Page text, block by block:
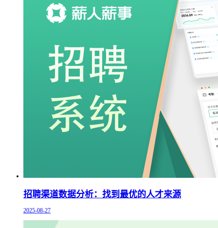
招聘渠道数据分析：找到最优的人才来源
2025-08-27